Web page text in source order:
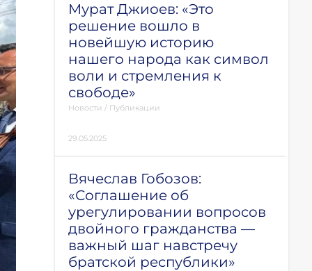
Мурат Джиоев: «Это
решение вошло в
новейшую историю
нашего народа как символ
воли и стремления к
свободе»
Новости / Публикации
29.05.2025
Вячеслав Гобозов:
«Соглашение об
урегулировании вопросов
двойного гражданства —
важный шаг навстречу
братской республики»